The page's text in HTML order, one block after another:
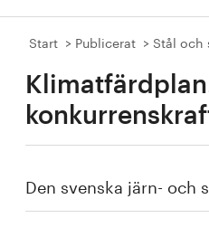
Start Publicerat Stål och
Den svenska järn- och